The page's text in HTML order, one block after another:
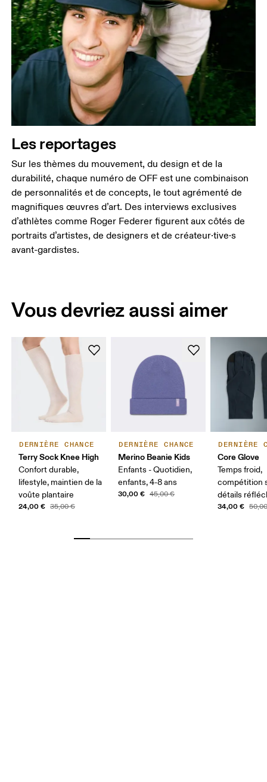
Les reportages
Sur les thèmes du mouvement, du design et de la
durabilité, chaque numéro de OFF est une combinaison
de personnalités et de concepts, le tout agrémenté de
magnifiques œuvres d’art. Des interviews exclusives
d’athlètes comme Roger Federer figurent aux côtés de
portraits d’artistes, de designers et de créateur·tive·s
avant-gardistes.
Vous devriez aussi aimer
DERNIÈRE CHANCE
Terry Sock Knee High
Confort durable,
lifestyle, maintien de la
voûte plantaire
24,00 € 35,00 €
DERNIÈRE CHANCE
Merino Beanie Kids
Enfants - Quotidien,
enfants, 4-8 ans
30,00 € 45,00 €
DERNIÈRE
Core Glove
Temps froid,
compétition
détails
34,00 €